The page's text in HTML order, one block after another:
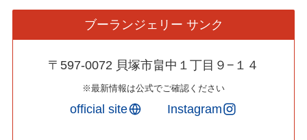
ブーランジェリー サンク
〒597-0072 貝塚市畠中１丁目９−１４
※最新情報は公式でご確認ください
official site Instagram